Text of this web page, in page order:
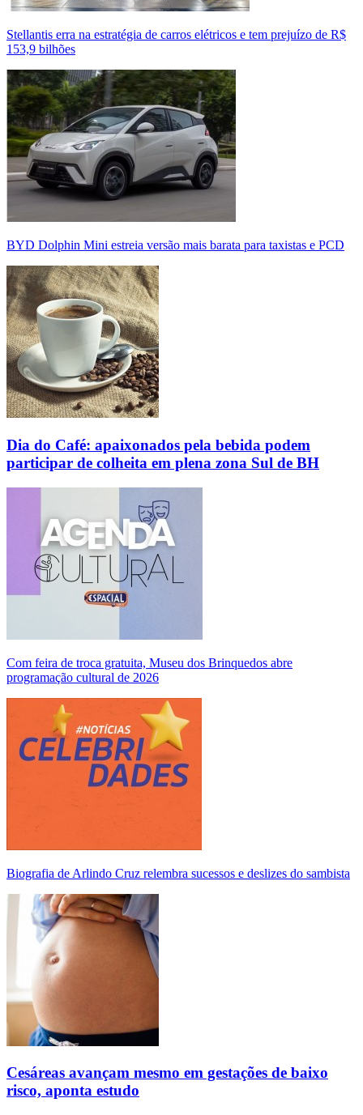
Stellantis erra na estratégia de carros elétricos e tem prejuízo de R$
153,9 bilhões
BYD Dolphin Mini estreia versão mais barata para taxistas e PCD
Dia do Café: apaixonados pela bebida podem
participar de colheita em plena zona Sul de BH
Com feira de troca gratuita, Museu dos Brinquedos abre
programação cultural de 2026
Biografia de Arlindo Cruz relembra sucessos e deslizes do sambista
Cesáreas avançam mesmo em gestações de baixo
risco, aponta estudo